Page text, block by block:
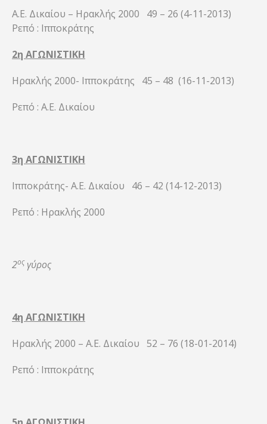
Α.Ε. Δικαίου – Ηρακλής 2000 49 – 26 (4-11-2013)
Ρεπό : Ιπποκράτης
2η ΑΓΩΝΙΣΤΙΚΗ
Ηρακλής 2000- Ιπποκράτης 45 – 48 (16-11-2013)
Ρεπό : Α.Ε. Δικαίου
3η ΑΓΩΝΙΣΤΙΚΗ
Ιπποκράτης- Α.Ε. Δικαίου 46 – 42 (14-12-2013)
Ρεπό : Ηρακλής 2000
2οςγύρος
4η ΑΓΩΝΙΣΤΙΚΗ
Ηρακλής 2000 – Α.Ε. Δικαίου 52 – 76 (18-01-2014)
Ρεπό : Ιπποκράτης